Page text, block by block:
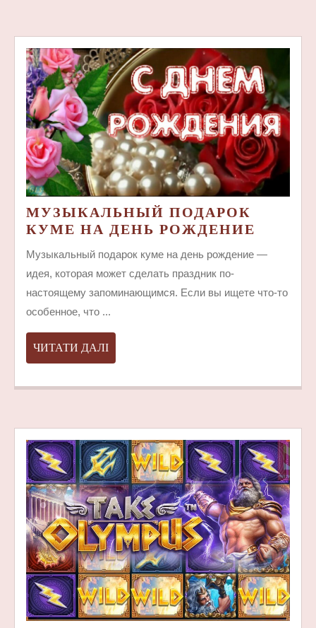
МУЗЫКАЛЬНЫЙ ПОДАРОК
КУМЕ НА ДЕНЬ РОЖДЕНИЕ
ДЕНЬ
Музыкальный подарок куме на день рождение —
идея, которая может сделать праздник по-
настоящему запоминающимся. Если вы ищете что-то
особенное, что ...
ЧИТАТИ ДАЛІЧИТАТИ
ДАЛІ